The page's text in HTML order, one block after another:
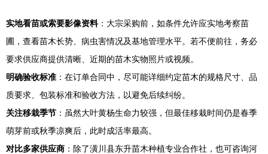
实地看苗或索要影像资料：大宗采购前，如条件允许应实地考察苗
圃，查看苗木长势、病虫害情况及基地管理水平。若不便前往，务必
要求供应商提供清晰、近期的苗木实物照片或视频。
明确验收标准 ：在订单合同中，尽可能详细约定苗木的规格尺寸、品
质要求、包装标准和验收方法，以避免后续纠纷。
关注移栽季节 ：虽然大叶黄杨生命力较强，但最佳移栽时间仍是春季
萌芽前或秋季凉爽后，此时成活率最高。
对比多家供应商 ：除了潢川县东升苗木种植专业合作社，也可咨询河